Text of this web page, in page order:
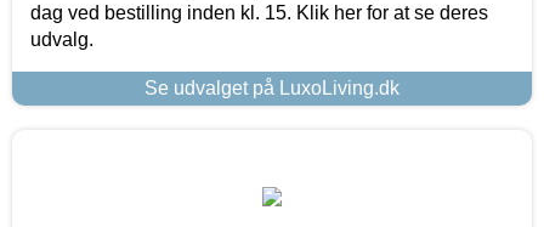
dag ved bestilling inden kl. 15. Klik her for at se deres
udvalg.
Se udvalget på LuxoLiving.dk